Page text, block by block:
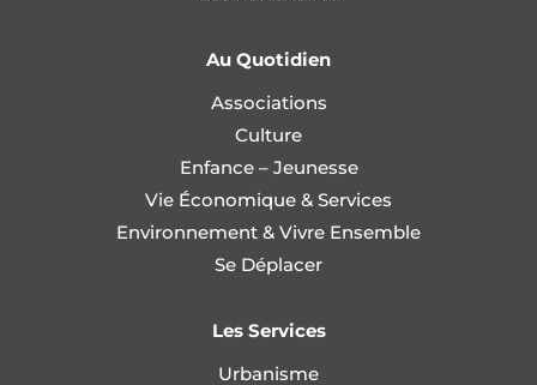
Au Quotidien
Associations
Culture
Enfance – Jeunesse
Vie Économique & Services
Environnement & Vivre Ensemble
Se Déplacer
Les Services
Urbanisme